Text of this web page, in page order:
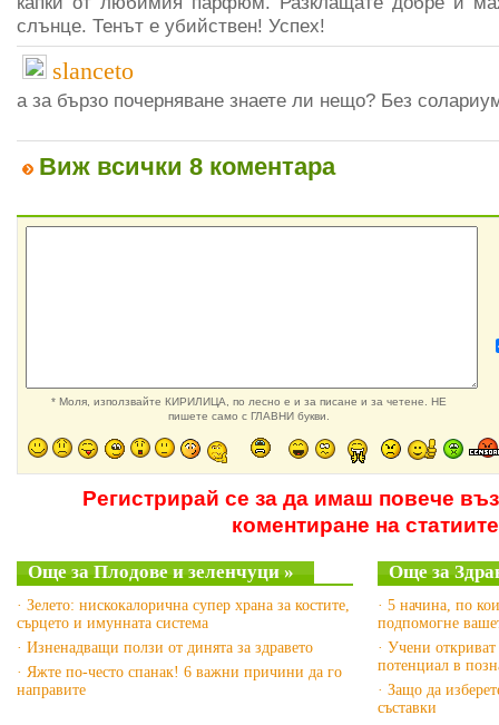
слънце. Тенът е убийствен! Успех!
slanceto
а за бързо почерняване знаете ли нещо? Без
Виж всички 8 коментара
* Моля, използвайте КИРИЛИЦА, по лесно е и за писане и за четене. НЕ
пишете само с ГЛАВНИ букви.
Регистрирай се за да имаш повече
коментиране на статиите
Още за Плодове и зеленчуци »
· Зелето: нискокалорична супер храна за костите,
сърцето и имунната система
· Изненадващи ползи от динята за здравето
· Яжте по-често спанак! 6 важни причини да го
направите
Още за
· 5 начина, по
подпомогне
· Учени
потенциал в
· Защо да
съставки